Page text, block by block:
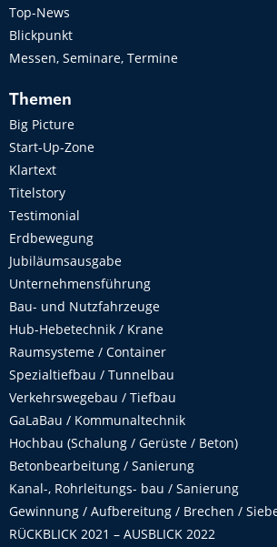
Top-News
Blickpunkt
Messen, Seminare, Termine
Themen
Big Picture
Start-Up-Zone
Klartext
Titelstory
Testimonial
Erdbewegung
Jubiläumsausgabe
Unternehmensführung
Bau- und Nutzfahrzeuge
Hub-Hebetechnik / Krane
Raumsysteme / Container
Spezialtiefbau / Tunnelbau
Verkehrswegebau / Tiefbau
GaLaBau / Kommunaltechnik
Hochbau (Schalung / Gerüste / Beton)
Betonbearbeitung / Sanierung
Kanal-, Rohrleitungs- bau / Sanierung
Gewinnung / Aufbereitung / Brechen /
RÜCKBLICK 2021 – AUSBLICK 2022